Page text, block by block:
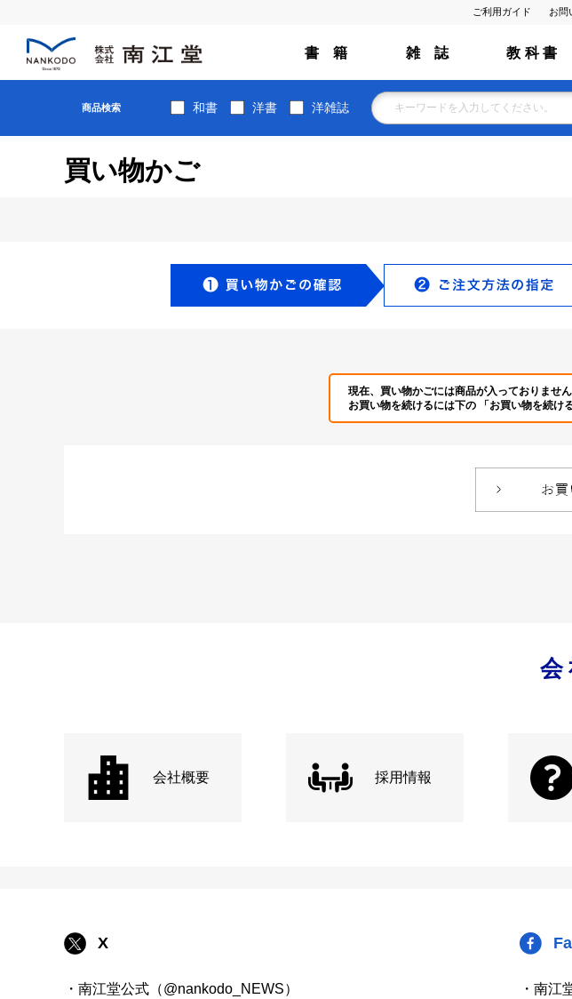
ご利用ガイド お問
書 籍 雑 誌 教 科 書
商品検索 和書 洋書 洋雑誌
買い物かご
現在、買い物かごには商品が入っておりません
お買い物を続けるには下の 「お買い物を続け
会
会社概要 採用情報
X
・南江堂公式（@nankodo_NEWS）
・南江